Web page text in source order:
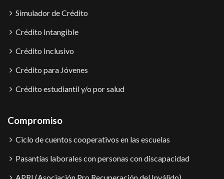
Simulador de Crédito
Crédito Intangible
Crédito Inclusivo
Crédito para Jóvenes
Crédito estudiantil y/o por salud
Compromiso
Ciclo de cuentos cooperativos en las escuelas
Pasantías laborales con personas con discapacidad
APRI (Asociación Pro Recuperación del Inválido)